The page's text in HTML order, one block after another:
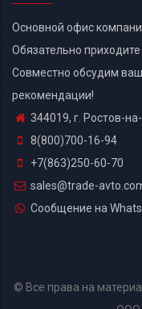
Основной офис
Обязательно
Совместно обсудим
рекомендации!
344019, г. Ростов-
8(800)700-16-94
+7(863)250-60-70
sales@trade-
Сообщение на
© Все права на